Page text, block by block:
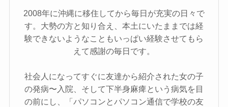
2008年に沖縄に移住してから毎日が充実の日々で
す。大勢の方と知り合え、本土にいたままでは経
験できないようなこともいっぱい経験させてもら
えて感謝の毎日です。
社会人になってすぐに友達から紹介された女の子
の発病〜入院、そして下半身麻痺という病気を目
の前にし、「パソコンとパソコン通信で学校の友